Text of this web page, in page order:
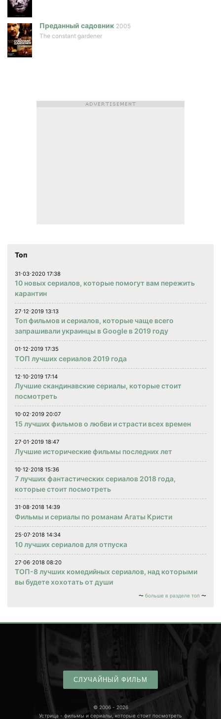
Преданный садовник 2005
The constant gardener
Топ
31⋅03⋅2020 17:38
10 новых сериалов, которые помогут вам пережить
карантин
27⋅12⋅2019 13:13
Топ фильмов и сериалов, которые чаще всего
запрашивали украинцы в Google в 2019 году
01⋅12⋅2019 17:35
ТОП лучших сериалов 2019 года
12⋅10⋅2019 17:14
Лучшие скандинавские сериалы, которые стоит
посмотреть
10⋅02⋅2019 20:07
15 лучших фильмов о любви и страсти всех времен
27⋅01⋅2019 18:47
Лучшие исторические фильмы последних лет
10⋅12⋅2018 15:36
7 лучших фантастических сериалов 2018 года,
которые стоит посмотреть
31⋅08⋅2018 14:39
Фильмы и сериалы по романам Агаты Кристи
25⋅07⋅2018 14:34
10 лучших сериалов для отпуска
27⋅06⋅2018 08:20
ТОП-8 лучших комедийных сериалов, над которыми
вы будете хохотать от души
больше в разделе топ
СЛУЧАЙНЫЙ ФИЛЬМ
© 2006 - 2026
Устрица - фильмы и сериалы, которые стоит посмотреть